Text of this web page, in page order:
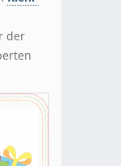
der